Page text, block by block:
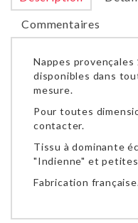
Commentaires
Nappes provençales
disponibles dans
mesure.
Pour toutes
contacter.
Tissu à dominante
"Indienne" et
Fabrication